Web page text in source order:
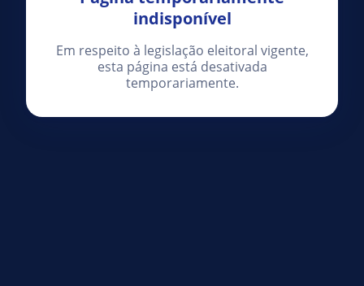
indisponível
Em respeito à legislação eleitoral vigente,
esta página está desativada
temporariamente.